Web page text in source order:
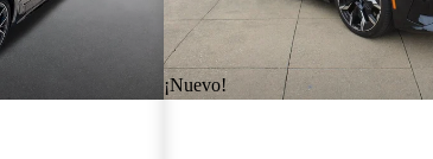
¡Nuevo!